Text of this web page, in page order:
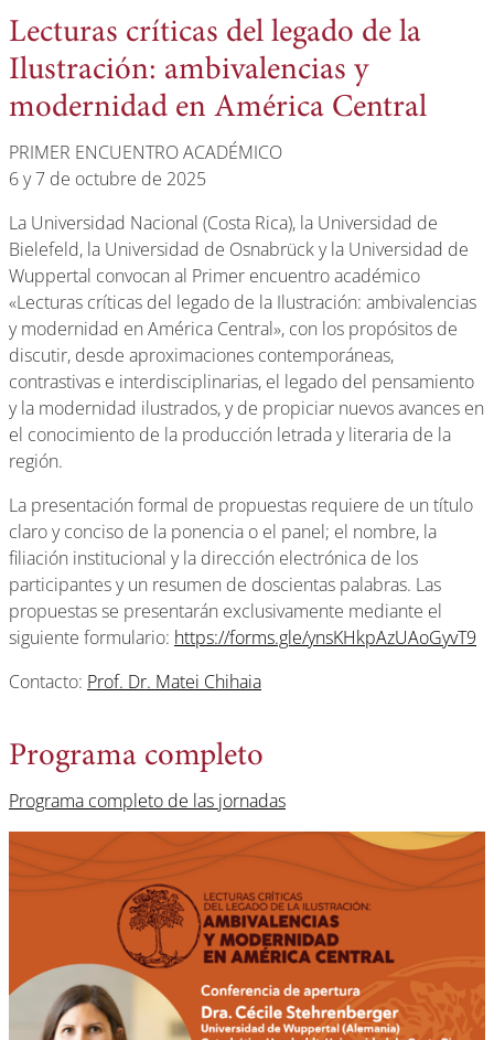
Lecturas críticas del legado de la
Ilustración: ambivalencias y
modernidad en América Central
PRIMER ENCUENTRO ACADÉMICO
6 y 7 de octubre de 2025
La Universidad Nacional (Costa Rica), la Universidad de
Bielefeld, la Universidad de Osnabrück y la Universidad de
Wuppertal convocan al Primer encuentro académico
«Lecturas críticas del legado de la Ilustración: ambivalencias
y modernidad en América Central», con los propósitos de
discutir, desde aproximaciones contemporáneas,
contrastivas e interdisciplinarias, el legado del pensamiento
y la modernidad ilustrados, y de propiciar nuevos avances en
el conocimiento de la producción letrada y literaria de la
región.
La presentación formal de propuestas requiere de un título
claro y conciso de la ponencia o el panel; el nombre, la
filiación institucional y la dirección electrónica de los
participantes y un resumen de doscientas palabras. Las
propuestas se presentarán exclusivamente mediante el
siguiente formulario: https://forms.gle/ynsKHkpAzUAoGyvT9
Contacto: Prof. Dr. Matei Chihaia
Programa completo
Programa completo de las jornadas